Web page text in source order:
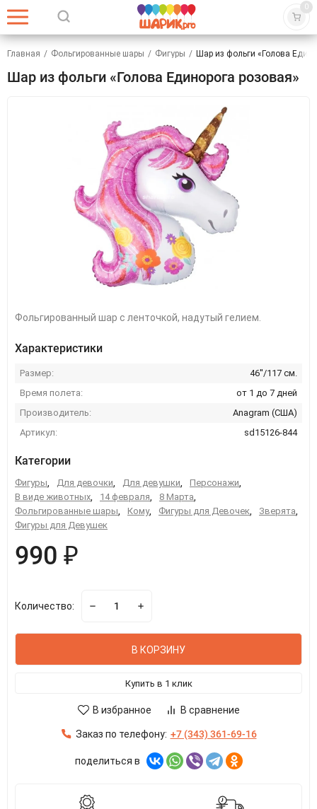
0
Главная / Фольгированные шары / Фигуры / Шар из фольги «Голова
Шар из фольги «Голова Единорога розовая»
Фольгированный шар с ленточкой, надутый гелием.
Характеристики
Размер:
46''/117 см.
Время полета:
от 1 до 7 дней
Производитель:
Anagram (США)
Артикул:
sd15126-844
Категории
Фигуры, Для девочки, Для девушки, Персонажи,
В виде животных, 14 февраля, 8 Марта,
Фольгированные шары, Кому, Фигуры для Девочек, Зверята,
Фигуры для Девушек
990 ₽
Количество:
В КОРЗИНУ
Купить в 1 клик
В избранное В сравнение
Заказ по телефону: +7 (343) 361-69-16
поделиться в